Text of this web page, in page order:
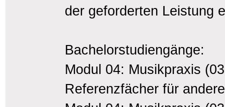
der geforderten Leistung
Bachelorstudiengänge:
Modul 04: Musikpraxis
Referenzfächer für